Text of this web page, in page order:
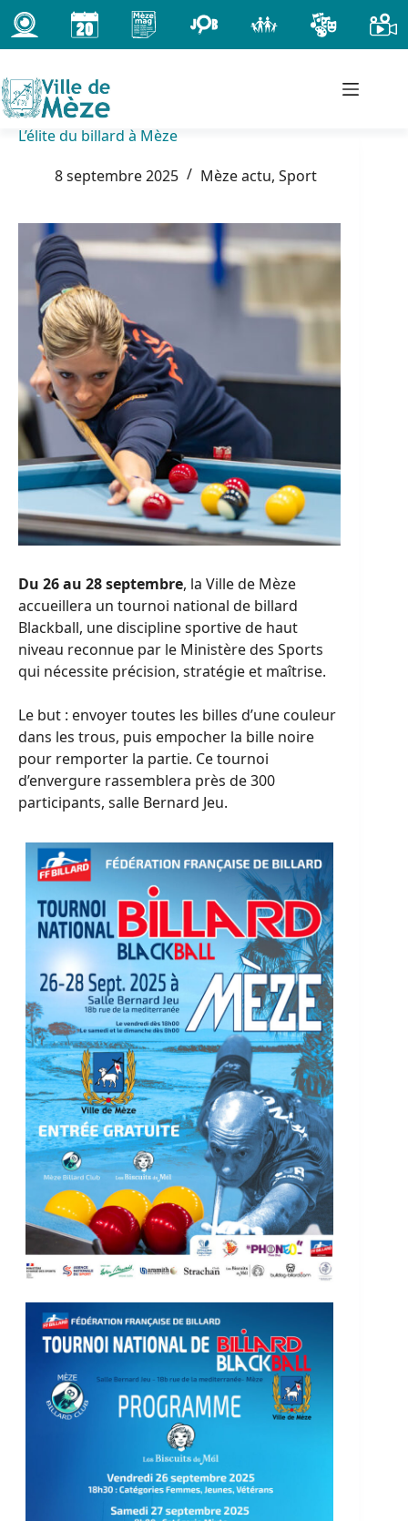
Passer
au
contenu
L’élite du billard à Mèze
8 septembre 2025
Mèze actu, Sport
Du 26 au 28 septembre, la Ville de Mèze
accueillera un tournoi national de billard
Blackball, une discipline sportive de haut
niveau reconnue par le Ministère des Sports
qui nécessite précision, stratégie et maîtrise.
Le but : envoyer toutes les billes d’une couleur
dans les trous, puis empocher la bille noire
pour remporter la partie. Ce tournoi
d’envergure rassemblera près de 300
participants, salle Bernard Jeu.